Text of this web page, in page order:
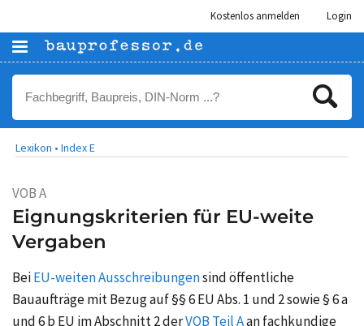
Kostenlos anmelden Login
Lexikon • Index E
VOB A
Eignungskriterien für EU-weite
Vergaben
BeiEU-weiten Ausschreibungensind öffentliche
Bauaufträge mit Bezug auf §§ 6 EU Abs. 1 und 2 sowie § 6 a
und 6 b EU im Abschnitt 2 derVOB Teil Aan fachkundige